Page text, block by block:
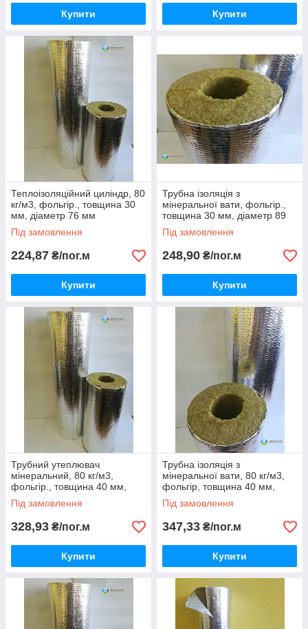
Купити Купити
Теплоізоляційний циліндр, 80
кг/м3, фольгір., товщина 30
мм, діаметр 76 мм
Під замовлення
224,87 ₴/пог.м
Купити
Трубна ізоляція з
мінеральної вати, фольгір.,
товщина 30 мм, діаметр 89
мм
Під замовлення
248,90 ₴/пог.м
Купити
Трубний утеплювач
мінеральний, 80 кг/м3,
фольгір., товщина 40 мм,
діаметр 114 мм
Під замовлення
328,93 ₴/пог.м
Купити
Трубна ізоляція з
мінеральної вати, 80 кг/м3,
фольгір, товщина 40 мм,
діаметр 133 мм
Під замовлення
347,33 ₴/пог.м
Купити